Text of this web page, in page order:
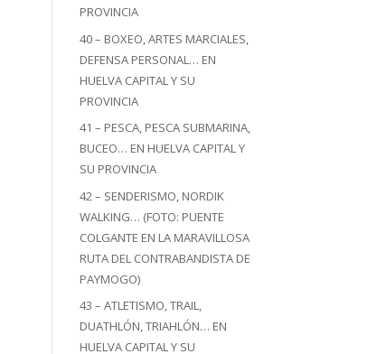
PROVINCIA
40 – BOXEO, ARTES MARCIALES,
DEFENSA PERSONAL… EN
HUELVA CAPITAL Y SU
PROVINCIA
41 – PESCA, PESCA SUBMARINA,
BUCEO… EN HUELVA CAPITAL Y
SU PROVINCIA
42 – SENDERISMO, NORDIK
WALKING… (FOTO: PUENTE
COLGANTE EN LA MARAVILLOSA
RUTA DEL CONTRABANDISTA DE
PAYMOGO)
43 – ATLETISMO, TRAIL,
DUATHLÓN, TRIAHLÓN… EN
HUELVA CAPITAL Y SU